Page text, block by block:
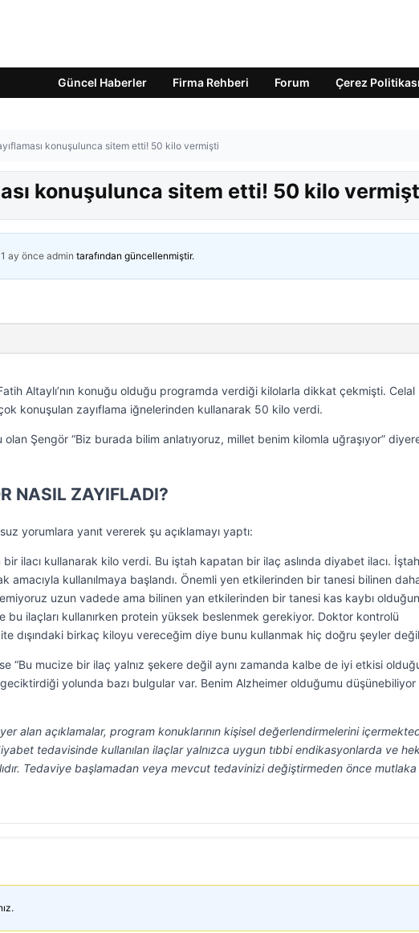
Güncel Haberler Firma Rehberi Forum Çerez Politikası
konuşulunca sitem etti! 50 kilo vermişti
konuşulunca sitem etti! 50 kilo
1 ay önce admin tarafından güncellenmiştir.
Altaylı’nın konuğu olduğu programda verdiği kilolarla dikkat çekmişti. Celal
konuşulan zayıflama iğnelerinden kullanarak 50 kilo verdi.
olan Şengör “Biz burada bilim anlatıyoruz, millet benim kilomla uğraşıyor”
NASIL ZAYIFLADI?
yorumlara yanıt vererek şu açıklamayı yaptı:
ilacı kullanarak kilo verdi. Bu iştah kapatan bir ilaç aslında diyabet ilacı.
amacıyla kullanılmaya başlandı. Önemli yen etkilerinden bir tanesi bilinen
uzun vadede ama bilinen yan etkilerinden bir tanesi kas kaybı
bu ilaçları kullanırken protein yüksek beslenmek gerekiyor. Doktor kontrolü
dışındaki birkaç kiloyu vereceğim diye bunu kullanmak hiç doğru şeyler
“Bu mucize bir ilaç yalnız şekere değil aynı zamanda kalbe de iyi etkisi
geciktirdiği yolunda bazı bulgular var. Benim Alzheimer olduğumu düşünebiliyor
alan açıklamalar, program konuklarının kişisel değerlendirmelerini
tedavisinde kullanılan ilaçlar yalnızca uygun tıbbi endikasyonlarda ve
Tedaviye başlamadan veya mevcut tedavinizi değiştirmeden önce mutlaka